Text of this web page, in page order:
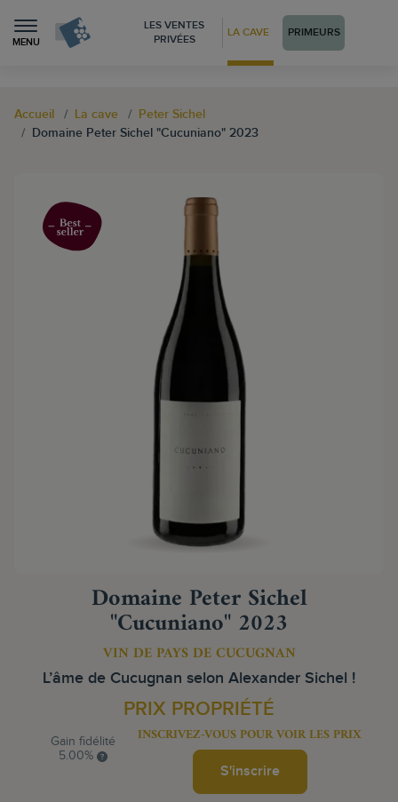
MENU
LES VENTES
PRIVÉES
LA CAVE PRIMEURS
Accueil La cave
Peter Sichel
Domaine Peter Sichel "Cucuniano" 2023
Domaine Peter Sichel
"Cucuniano" 2023
VIN DE PAYS DE CUCUGNAN
L’âme de Cucugnan selon Alexander Sichel !
PRIX PROPRIÉTÉ
Gain fidélité
5.00%
INSCRIVEZ-VOUS POUR VOIR LES PRIX
S'inscrire